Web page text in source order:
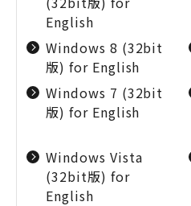
English
Windows 8 (32bit
版) for English
Windows 7 (32bit
版) for English
Windows Vista
(32bit版) for
English